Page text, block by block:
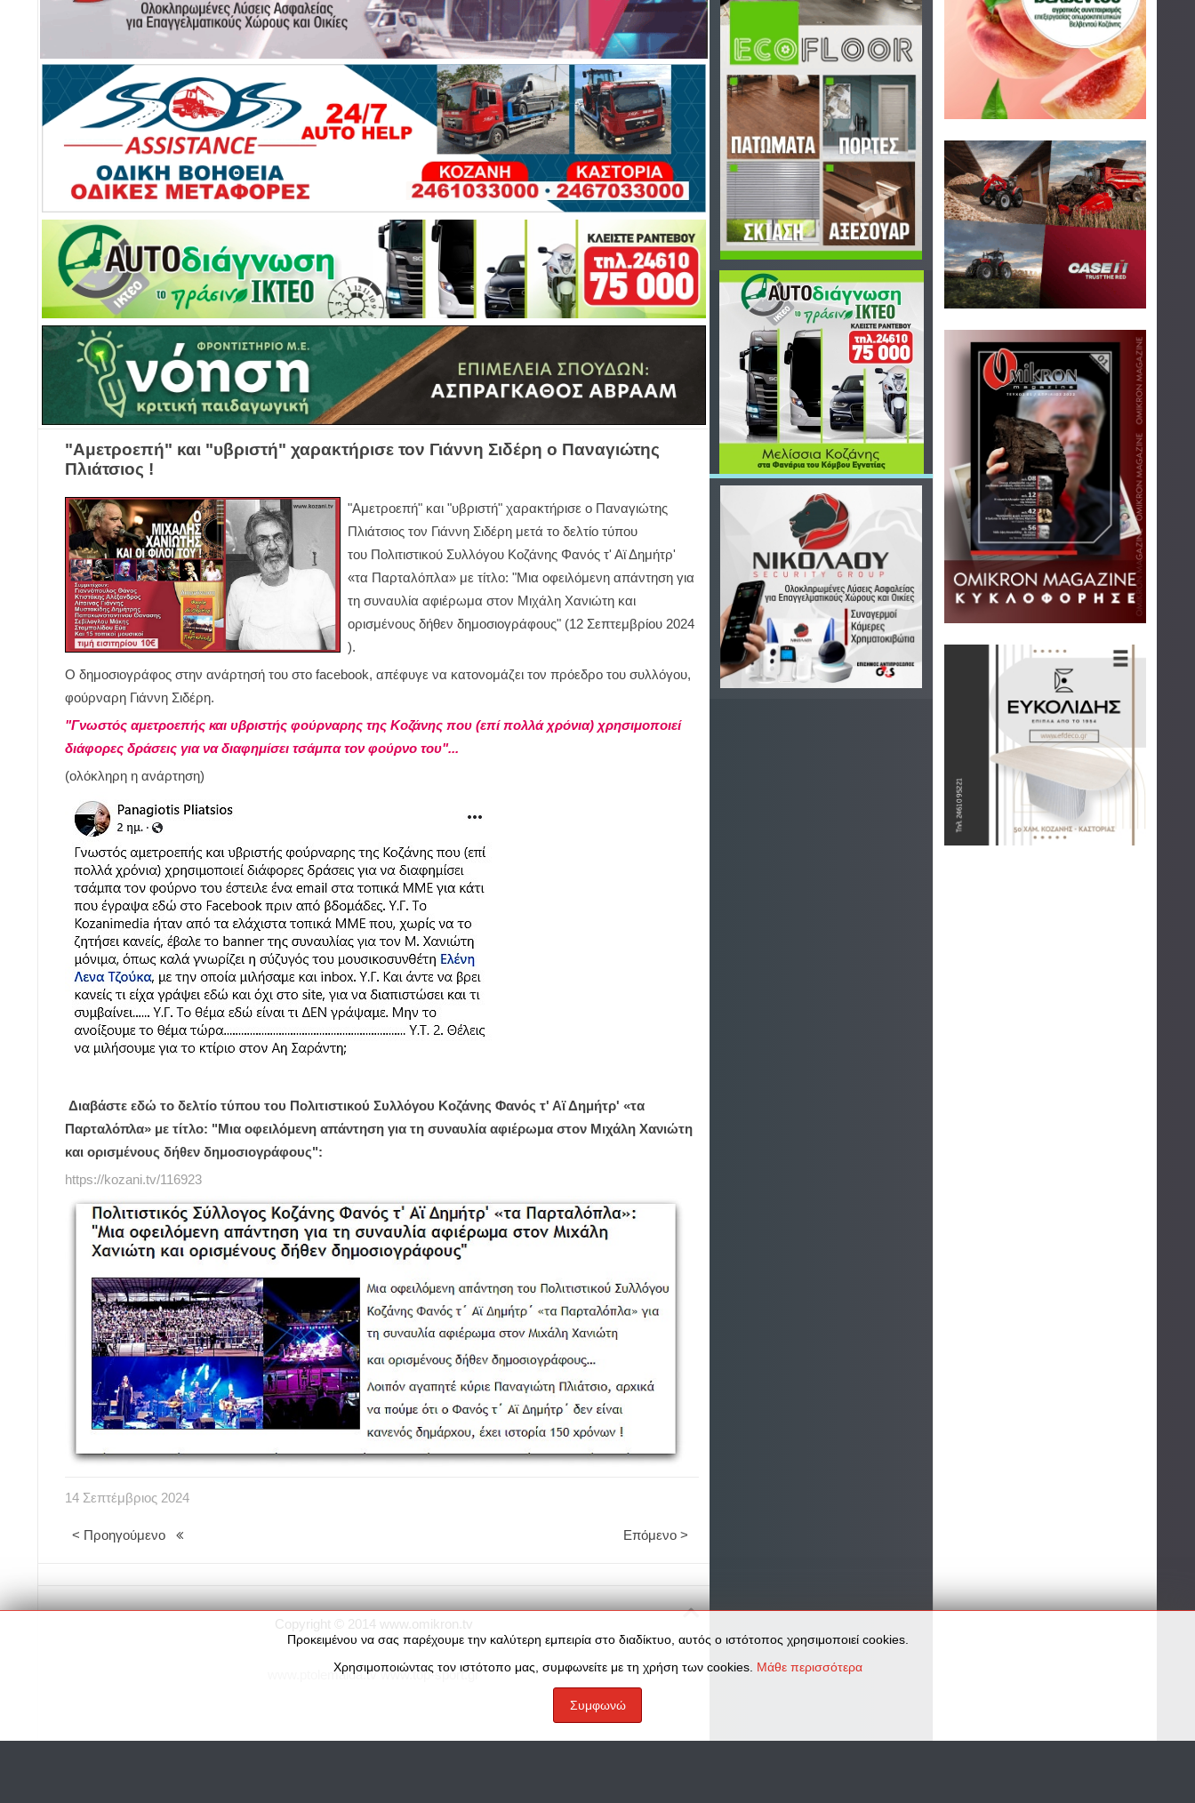
"Aμετροεπή" και "υβριστή" χαρακτήρισε τον Γιάννη Σιδέρη ο Παναγιώτης
Πλιάτσιος !
"Aμετροεπή" και "υβριστή" χαρακτήρισε ο Παναγιώτης
Πλιάτσιος τον Γιάννη Σιδέρη μετά το δελτίο τύπου
του Πολιτιστικού Συλλόγου Κοζάνης Φανός τ' Αϊ Δημήτρ'
«τα Παρταλόπλα» με τίτλο: "Μια οφειλόμενη απάντηση για
τη συναυλία αφιέρωμα στον Μιχάλη Χανιώτη και
ορισμένους δήθεν δημοσιογράφους" (12 Σεπτεμβρίου 2024
).
Ο δημοσιογράφος στην ανάρτησή του στο facebook, απέφυγε να κατονομάζει τον πρόεδρο του συλλόγου,
φούρναρη Γιάννη Σιδέρη.
"Γνωστός αμετροεπής και υβριστής φούρναρης της Κοζάνης που (επί πολλά χρόνια) χρησιμοποιεί
διάφορες δράσεις για να διαφημίσει τσάμπα τον φούρνο του"...
(ολόκληρη η ανάρτηση)
Διαβάστε εδώ το δελτίο τύπου του Πολιτιστικού Συλλόγου Κοζάνης Φανός τ' Αϊ Δημήτρ' «τα
Παρταλόπλα» με τίτλο: "Μια οφειλόμενη απάντηση για τη συναυλία αφιέρωμα στον Μιχάλη Χανιώτη
και ορισμένους δήθεν δημοσιογράφους":
https://kozani.tv/116923
14 Σεπτέμβριος 2024
< Προηγούμενο Επόμενο >
Προκειμένου να σας παρέχουμε την καλύτερη εμπειρία στο διαδίκτυο, αυτός ο ιστότοπος χρησιμοποιεί cookies.
Χρησιμοποιώντας τον ιστότοπο μας, συμφωνείτε με τη χρήση των cookies. Μάθε περισσότερα
Συμφωνώ
Copyright © 2014 www.omikron.tv
www.ptolemaida.tv www.top-sport.gr